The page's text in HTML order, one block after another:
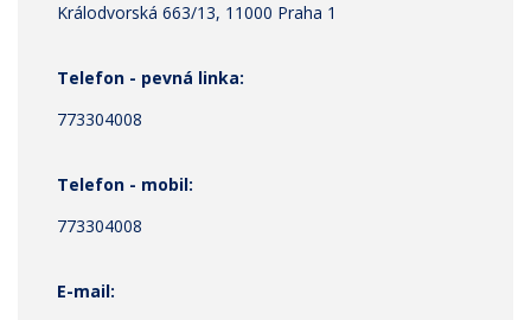
Králodvorská 663/13, 11000 Praha 1
Telefon - pevná linka:
773304008
Telefon - mobil:
773304008
E-mail: